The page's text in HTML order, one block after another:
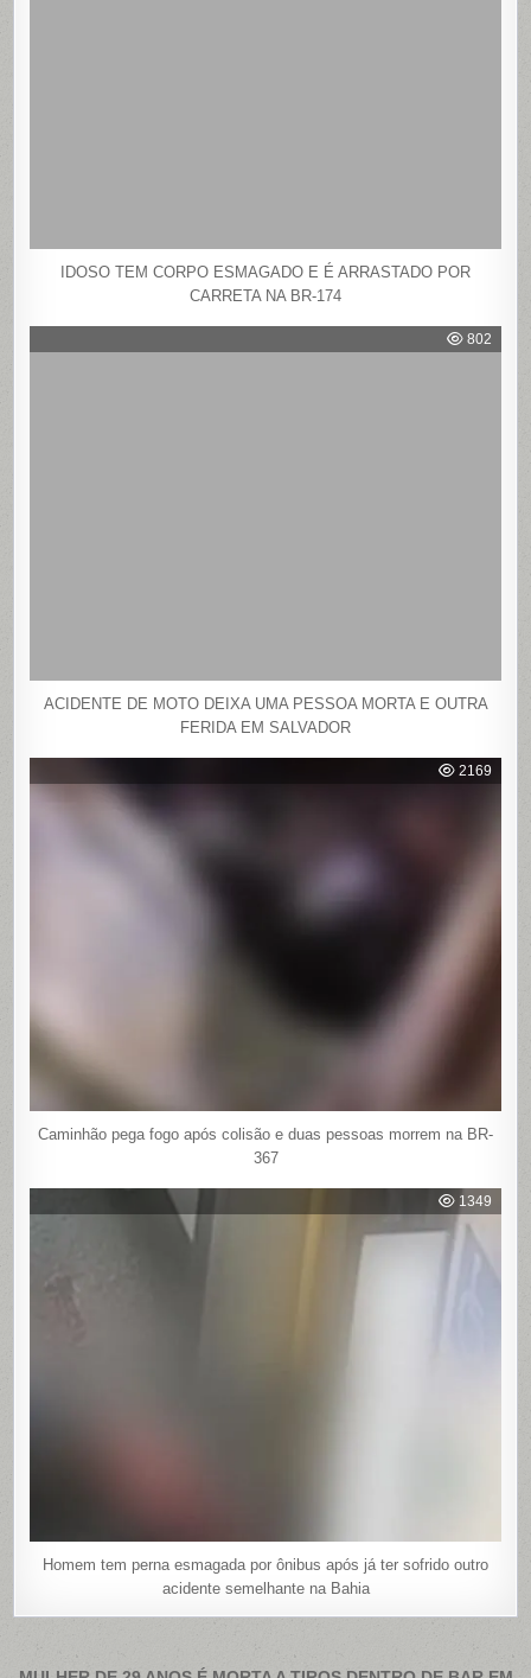
IDOSO TEM CORPO ESMAGADO E É ARRASTADO POR
CARRETA NA BR-174
802
ACIDENTE DE MOTO DEIXA UMA PESSOA MORTA E OUTRA
FERIDA EM SALVADOR
2169
Caminhão pega fogo após colisão e duas pessoas morrem na BR-
367
1349
Homem tem perna esmagada por ônibus após já ter sofrido outro
acidente semelhante na Bahia